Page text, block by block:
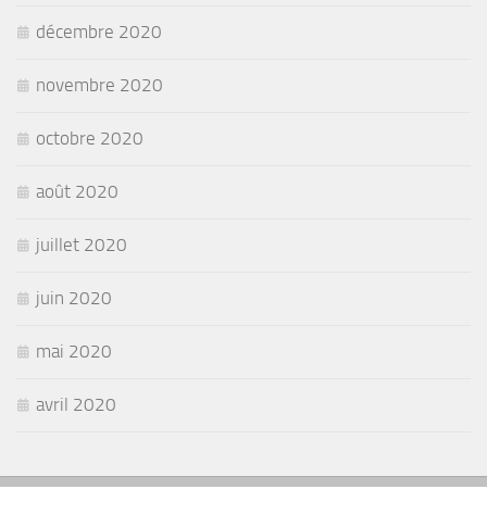
décembre 2020
novembre 2020
octobre 2020
août 2020
juillet 2020
juin 2020
mai 2020
avril 2020